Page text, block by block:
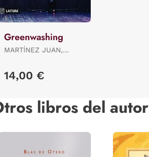
Greenwashing
MARTÍNEZ JUAN,
14,00 €
libros del autor